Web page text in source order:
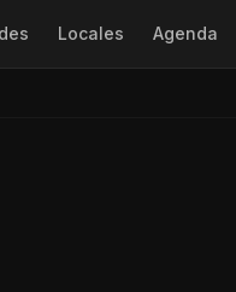
Locales Agenda